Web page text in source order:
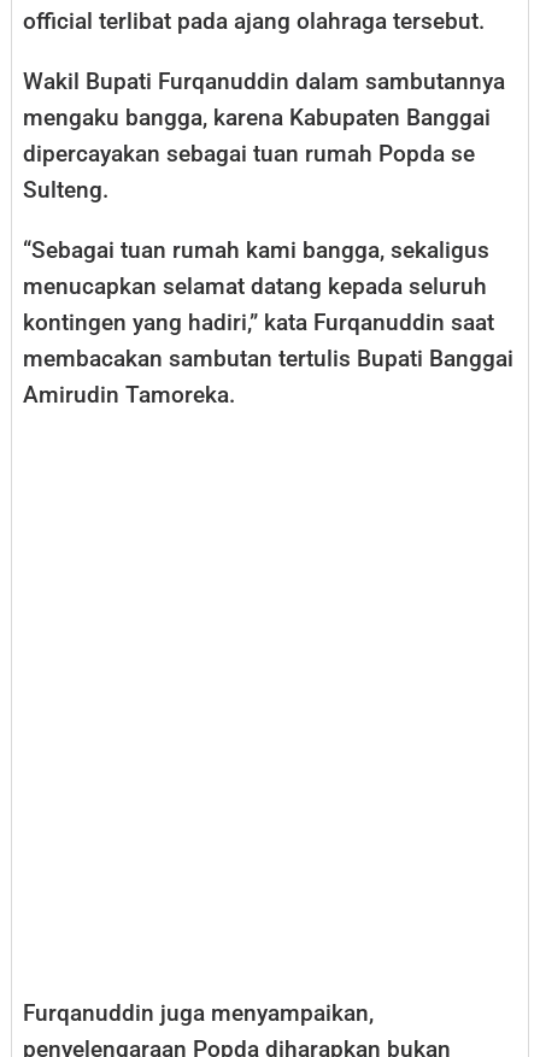
official terlibat pada ajang olahraga tersebut.
Wakil Bupati Furqanuddin dalam sambutannya
mengaku bangga, karena Kabupaten Banggai
dipercayakan sebagai tuan rumah Popda se
Sulteng.
“Sebagai tuan rumah kami bangga, sekaligus
menucapkan selamat datang kepada seluruh
kontingen yang hadiri,” kata Furqanuddin saat
membacakan sambutan tertulis Bupati Banggai
Amirudin Tamoreka.
Furqanuddin juga menyampaikan,
penyelengaraan Popda diharapkan bukan